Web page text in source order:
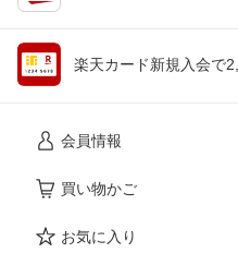
楽天カード新規入会で
会員情報
買い物かご
お気に入り